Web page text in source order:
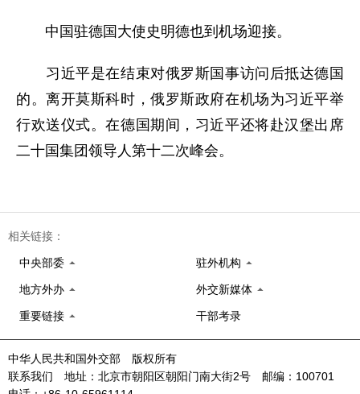
中国驻德国大使史明德也到机场迎接。
习近平是在结束对俄罗斯国事访问后抵达德国
的。离开莫斯科时，俄罗斯政府在机场为习近平举
行欢送仪式。在德国期间，习近平还将赴汉堡出席
二十国集团领导人第十二次峰会。
相关链接：
中央部委 驻外机构
地方外办 外交新媒体
重要链接 干部考录
中华人民共和国外交部 版权所有
联系我们 地址：北京市朝阳区朝阳门南大街2号 邮编：100701